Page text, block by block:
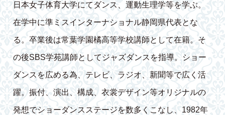
日本女子体育大学にてダンス、運動生理学等を学ぶ。
在学中に準ミスインターナショナル静岡県代表とな
る。卒業後は常葉学園橘高等学校講師として在籍。そ
の後SBS学苑講師としてジャズダンスを指導。ショー
ダンスを広める為、テレビ、ラジオ、新聞等で広く活
躍。振付、演出、構成、衣裳デザイン等オリジナルの
発想でショーダンスステージを数多くこなし、1982年